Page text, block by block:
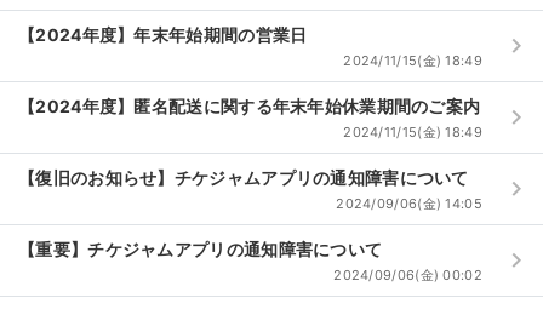
【2024年度】年末年始期間の営業日
2024/11/15(金) 18:49 keyboard_arrow_right
【2024年度】匿名配送に関する年末年始休業期間のご案内
2024/11/15(金) 18:49 keyboard_arrow_right
【復旧のお知らせ】チケジャムアプリの通知障害について
2024/09/06(金) 14:05 keyboard_arrow_right
【重要】チケジャムアプリの通知障害について
2024/09/06(金) 00:02 keyboard_arrow_right